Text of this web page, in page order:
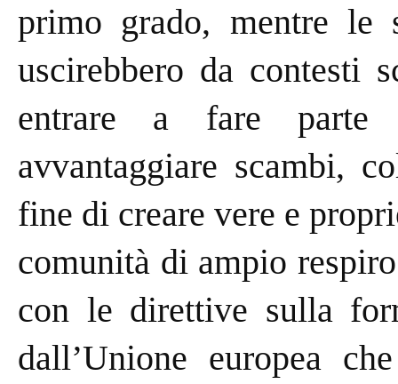
primo grado, mentre le
uscirebbero da contesti
entrare a fare parte
avvantaggiare scambi,
fine di creare vere e
comunità di ampio
con le direttive sulla
dall’Unione europea